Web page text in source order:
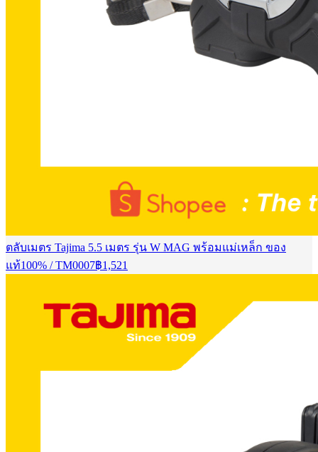
ตลับเมตร Tajima 5.5 เมตร รุ่น W MAG พร้อมแม่เหล็ก ของ
แท้100% / TM0007฿1,521